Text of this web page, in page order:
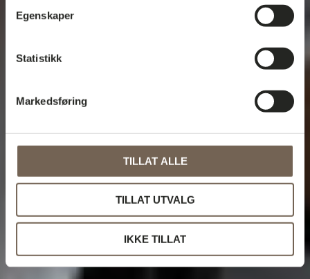
Egenskaper
Statistikk
Markedsføring
TILLAT ALLE
TILLAT UTVALG
IKKE TILLAT